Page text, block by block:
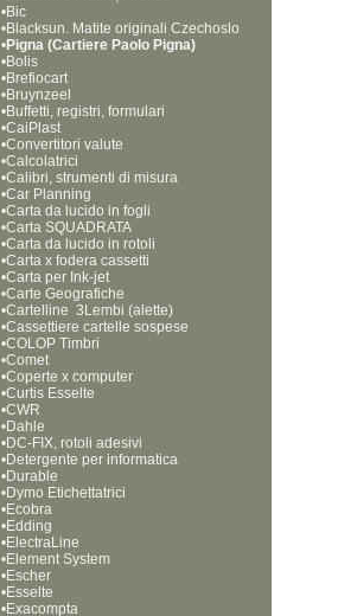
•Bic
•Blacksun. Matite originali Czechoslo
vakia, Bohemia Works
•Pigna (Cartiere Paolo Pigna)
•Bolis
•Brefiocart
•Bruynzeel
•Buffetti, registri, formulari
•CaiPlast
•Convertitori valute
•Calcolatrici
•Calibri, strumenti di misura
•Car Planning
•Carta da lucido in fogli
•Carta SQUADRATA
•Carta da lucido in rotoli
•Carta x fodera cassetti
•Carta per Ink-jet
•Carte Geografiche
•Cartelline  3Lembi (alette)
•Cassettiere cartelle sospese
•COLOP Timbri
•Comet
•Coperte x computer
•Curtis Esselte
•CWR
•Dahle
•DC-FIX, rotoli adesivi
•Detergente per informatica
•Durable
•Dymo Etichettatrici
•Ecobra
•Edding
•ElectraLine
•Element System
•Escher
•Esselte
•Exacompta